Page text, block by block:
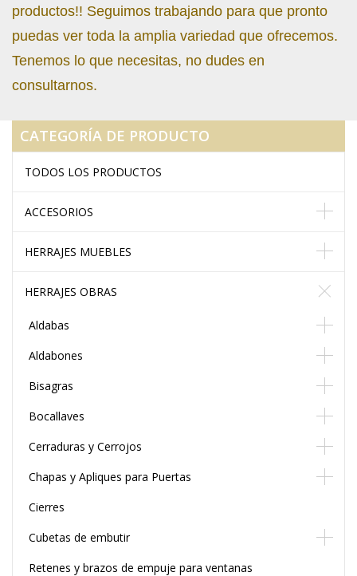
productos!! Seguimos trabajando para que pronto
puedas ver toda la amplia variedad que ofrecemos.
Tenemos lo que necesitas, no dudes en
consultarnos.
CATEGORÍA DE PRODUCTO
TODOS LOS PRODUCTOS
ACCESORIOS
HERRAJES MUEBLES
HERRAJES OBRAS
Aldabas
Aldabones
Bisagras
Bocallaves
Cerraduras y Cerrojos
Chapas y Apliques para Puertas
Cierres
Cubetas de embutir
Retenes y brazos de empuje para ventanas